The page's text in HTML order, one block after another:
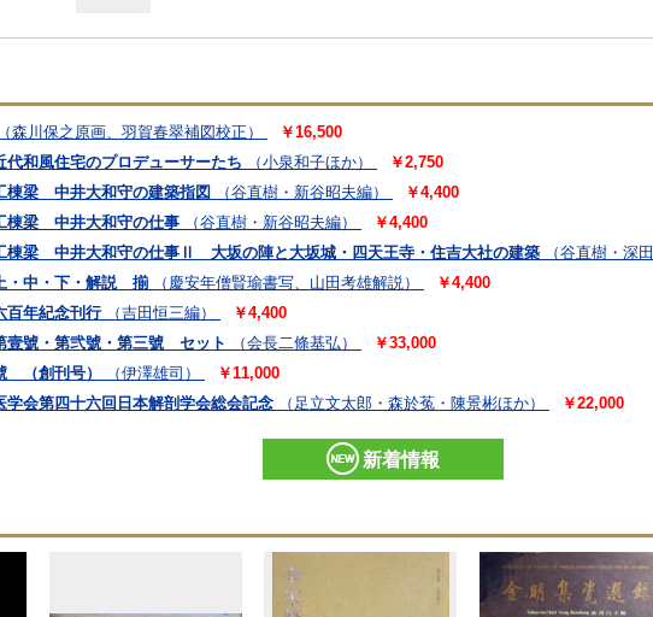
（森川保之原画、羽賀春翠補図校正）
￥16,500
和風住宅のプロデューサーたち
（小泉和子ほか）
￥2,750
棟梁 中井大和守の建築指図
（谷直樹・新谷昭夫編）
￥4,400
棟梁 中井大和守の仕事
（谷直樹・新谷昭夫編）
￥4,400
棟梁 中井大和守の仕事Ⅱ 大坂の陣と大坂城・四天王寺・住吉大社の建築
（谷直樹・深
・中・下・解説 揃
（慶安年僧賢瑜書写、山田考雄解説）
￥4,400
年紀念刊行
（吉田恒三編）
￥4,400
號・第弐號・第三號 セット
（会長二條基弘）
￥33,000
（創刊号）
（伊澤雄司）
￥11,000
会第四十六回日本解剖学会総会記念
（足立文太郎・森於菟・陳景彬ほか） ￥22,000
新着情報